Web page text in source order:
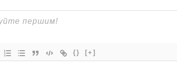
{} [+]